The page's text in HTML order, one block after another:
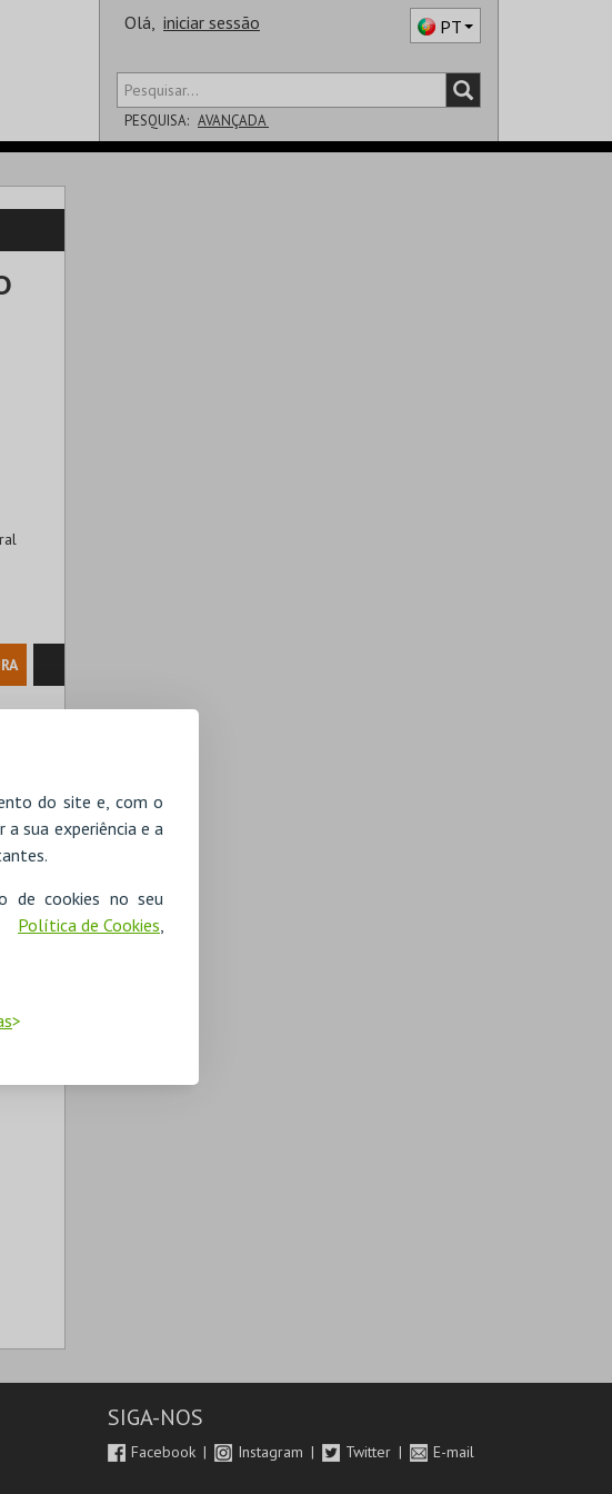
do site e, com o
sua experiência e a
de cookies no seu
Política de Cookies,
Olá, iniciar sessão PT
PESQUISA: AVANÇADA
SIGA-NOS
Facebook Instagram Twitter E-mail